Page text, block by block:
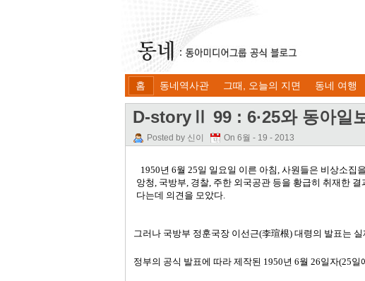
홈 동네역사관 그때, 오늘의 지면 동네 여행
D-storyⅡ 99 : 6·25와 동아일
Posted by 신이 On 6월 - 19 - 2013
1950년 6월 25일 일요일 이른 아침, 사원들은 비상소집
앙청, 국방부, 경찰, 주한 외국공관 등을 황급히 취재한 결
다는데 의견을 모았다.
그러나 국방부 정훈국장 이선근(李瑄根) 대령의 발표는 실
정부의 공식 발표에 따라 제작된 1950년 6월 26일자(25일